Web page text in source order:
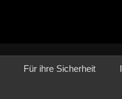
Für ihre Sicherheit